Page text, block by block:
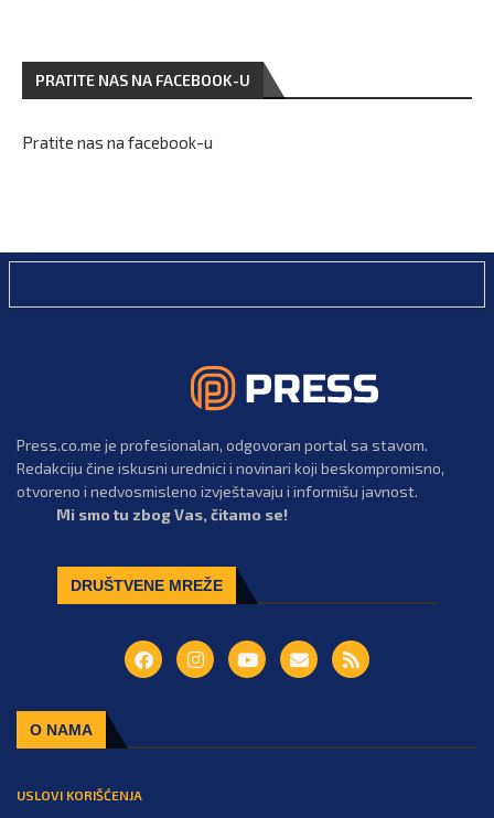
PRATITE NAS NA FACEBOOK-U
Pratite nas na facebook-u
Press.co.me je profesionalan, odgovoran portal sa stavom.
Redakciju čine iskusni urednici i novinari koji beskompromisno,
otvoreno i nedvosmisleno izvještavaju i informišu javnost.
Mi smo tu zbog Vas, čitamo se!
DRUŠTVENE MREŽE
O NAMA
USLOVI KORIŠĆENJA